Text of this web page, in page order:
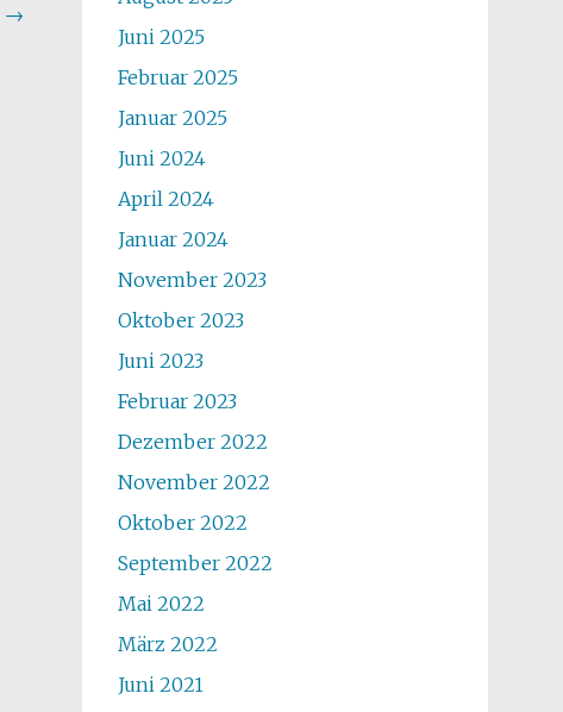
→
Juni 2025
Februar 2025
Januar 2025
Juni 2024
April 2024
Januar 2024
November 2023
Oktober 2023
Juni 2023
Februar 2023
Dezember 2022
November 2022
Oktober 2022
September 2022
Mai 2022
März 2022
Juni 2021